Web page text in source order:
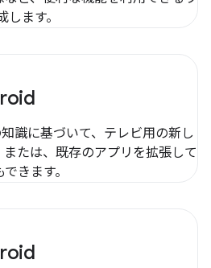
ます。
識に基づいて、テレビ用の新し
たは、既存のアプリを拡張して
きます。